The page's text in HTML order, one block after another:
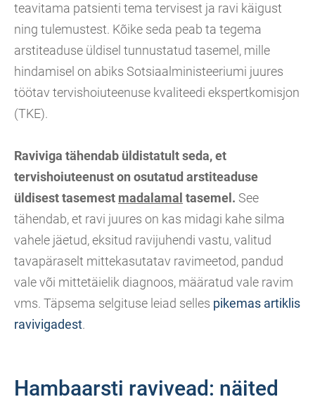
teavitama patsienti tema tervisest ja ravi käigust
ning tulemustest. Kõike seda peab ta tegema
arstiteaduse üldisel tunnustatud tasemel, mille
hindamisel on abiks Sotsiaalministeeriumi juures
töötav tervishoiuteenuse kvaliteedi ekspertkomisjon
(TKE).
Raviviga tähendab üldistatult seda, et
tervishoiuteenust on osutatud arstiteaduse
üldisest tasemest madalamal tasemel. See
tähendab, et ravi juures on kas midagi kahe silma
vahele jäetud, eksitud ravijuhendi vastu, valitud
tavapäraselt mittekasutatav ravimeetod, pandud
vale või mittetäielik diagnoos, määratud vale ravim
vms. Täpsema selgituse leiad selles pikemas artiklis
ravivigadest.
Hambaarsti ravivead: näited